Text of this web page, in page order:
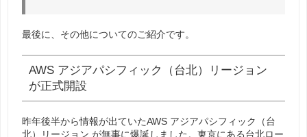
最後に、その他についてのご紹介です。
AWS アジアパシフィック（台北）リージョン
が正式開設
昨年後半から情報が出ていたAWS アジアパシフィック（台
北）リージョン が無事に爆誕しました。東京にある台北ロー